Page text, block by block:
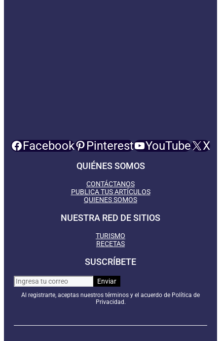
Facebook Pinterest YouTube X
QUIÉNES SOMOS
CONTÁCTANOS
PUBLICA TUS ARTÍCULOS
QUIENES SOMOS
NUESTRA RED DE SITIOS
TURISMO
RECETAS
SUSCRÍBETE
Al registrarte, aceptas nuestros términos y el acuerdo de Política de
Privacidad.